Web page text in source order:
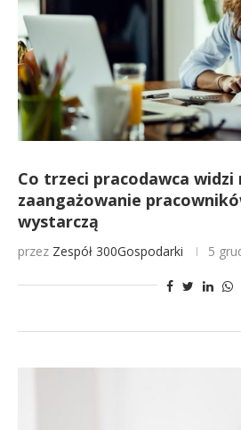
Co trzeci pracodawca widzi
zaangażowanie
wystarczą
przez Zespół 300Gospodarki 5